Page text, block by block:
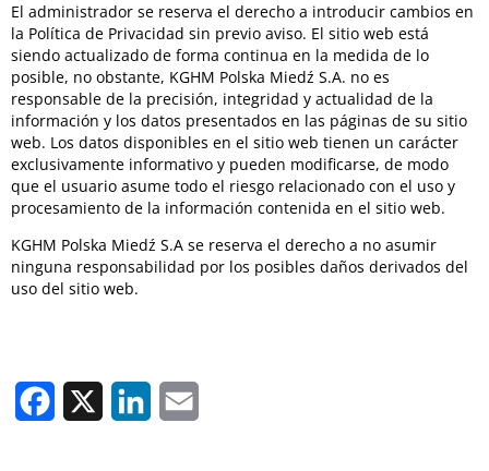
El administrador se reserva el derecho a introducir cambios en
la Política de Privacidad sin previo aviso. El sitio web está
siendo actualizado de forma continua en la medida de lo
posible, no obstante, KGHM Polska Miedź S.A. no es
responsable de la precisión, integridad y actualidad de la
información y los datos presentados en las páginas de su sitio
web. Los datos disponibles en el sitio web tienen un carácter
exclusivamente informativo y pueden modificarse, de modo
que el usuario asume todo el riesgo relacionado con el uso y
procesamiento de la información contenida en el sitio web.
KGHM Polska Miedź S.A se reserva el derecho a no asumir
ninguna responsabilidad por los posibles daños derivados del
uso del sitio web.
Facebook LinkedIn